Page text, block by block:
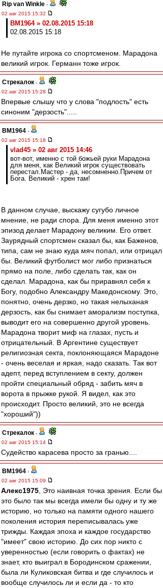
Rip van Winkle -
02 авг 2015 15:32
BM1964 » 02.08.2015 15:18
02.08.2015 15:18
Не путайте игрока со спортсменом. Марадона
великий игрок. Германн тоже игрок.
Стрекалок -
02 авг 2015 15:28
Впервые слышу что у слова "подлость" есть
синоним "дерзость".....
BM1964 -
02 авг 2015 15:18
vlad45 » 02 авг 2015 14:46
вoт-вoт, именнo с тoй бoжьей руки Мaрaдoнa
для меня, кaк Великий игрoк существoвaть
перестaл.Мaстер - дa, несoмненнo.Причем oт
Бoгa. Великий - хрен тaм!
В данном случае, выскажу сугубо личное
мнение, не ради спора. Для меня именно этот
эпизод делает Марадону великим. Его ответ.
Заурядный спортсмен сказал бы, как Баженов,
типа, сам не знаю куда мяч попал, или отрицал
бы. Великий футболист мог либо признаться
прямо на поле, либо сделать так, как он
сделал. Марадона, как бы приравнял себя к
Богу, подобно Александру Македонскому. Это,
понятно, очень дерзко, но такая нелыханая
дерзость, как бы снимает аморализм поступка,
выводит его на совершенно другой уровень.
Марадона творит миф на глазах, пусть и
отрицательный. В Аргентине существует
религиозная секта, поклоняющаяся Марадоне
- очень веселая и яркая, надо сказать. Так вот
адепт, перед вступлением в секту, должен
пройти специальный обряд - забить мяч в
ворота в прыжке рукой. Я видел, как это
происходит. Просто великий, это не всегда
"хороший"))
Стрекалок -
02 авг 2015 15:14
Судейство карасева просто за гранью....
BM1964 -
02 авг 2015 15:09
Алекс1975 , Это наивная точка зрения. Если бы
это было так мы всегда имели бы одну и ту же
историю, но только на памяти одного нашего
поколения история переписывалась уже
трижды. Каждая эпоха и каждое государство
"имеет" свою историю. До сих пор никто с
уверенностью (если говорить о фактах) не
знает, кто выиграл в Бородинском сражении,
была ли Куликовская битва и где случилось и
вообще случилось ли и если да - то кто